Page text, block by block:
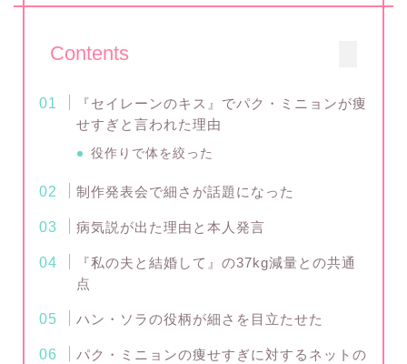
Contents
『セイレーンのキス』でパク・ミニョンが痩
せすぎと言われた理由
役作りで体を絞った
制作発表会で細さが話題になった
病気説が出た理由と本人発言
『私の夫と結婚して』の37kg減量との共通
点
ハン・ソラの役柄が細さを目立たせた
パク・ミニョンの痩せすぎに対するネットの